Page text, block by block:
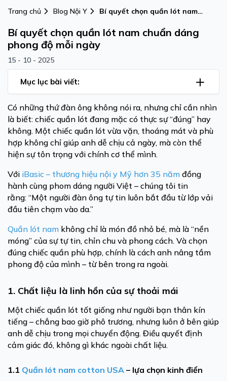
Trang chủ Blog Nội Y
Bí quyết chọn quần lót nam
Bí quyết chọn quần lót nam chuẩn dáng
phong độ mỗi ngày
15 - 10 - 2025
Mục lục bài viết:
Có những thứ đàn ông không nói ra, nhưng chỉ cần nhìn
là biết: chiếc quần lót đang mặc có thực sự “đúng” hay
không. Một chiếc quần lót vừa vặn, thoáng mát và phù
hợp không chỉ giúp anh dễ chịu cả ngày, mà còn thể
hiện sự tôn trọng với chính cơ thể mình.
Với iBasic – thương hiệu nội y Mỹ hơn 35 năm đồng
hành cùng phom dáng người Việt – chúng tôi tin
rằng: “Một người đàn ông tự tin luôn bắt đầu từ lớp vải
đầu tiên chạm vào da.”
Quần lót nam không chỉ là món đồ nhỏ bé, mà là “nền
móng” của sự tự tin, chỉn chu và phong cách. Và chọn
đúng chiếc quần phù hợp, chính là cách anh nâng tầm
phong độ của mình – từ bên trong ra ngoài.
1. Chất liệu là linh hồn của sự thoải mái
Một chiếc quần lót tốt giống như người bạn thân kín
tiếng – chẳng bao giờ phô trương, nhưng luôn ở bên giúp
anh dễ chịu trong mọi chuyển động. Điều quyết định
cảm giác đó, không gì khác ngoài chất liệu.
1.1 Quần lót nam cotton USA – lựa chọn kinh điển